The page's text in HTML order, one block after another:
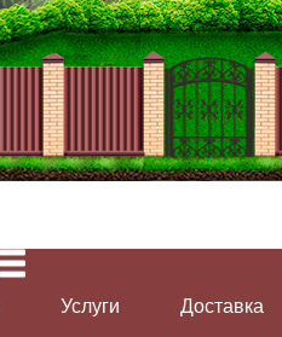
Услуги Доставка